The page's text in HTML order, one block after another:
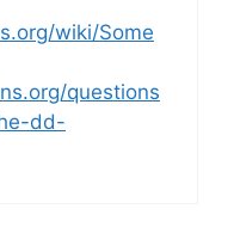
wiki/Some
questions
dd-